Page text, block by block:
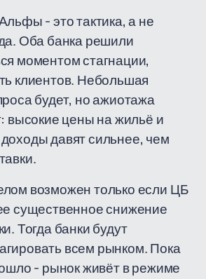
- это тактика, а не
Оба банка решили
моментом стагнации,
клиентов. Небольшая
будет, но ажиотажа
высокие цены на жильё и
давят сильнее, чем
возможен только если ЦБ
существенное снижение
Тогда банки будут
всем рынком. Пока
- рынок живёт в режиме